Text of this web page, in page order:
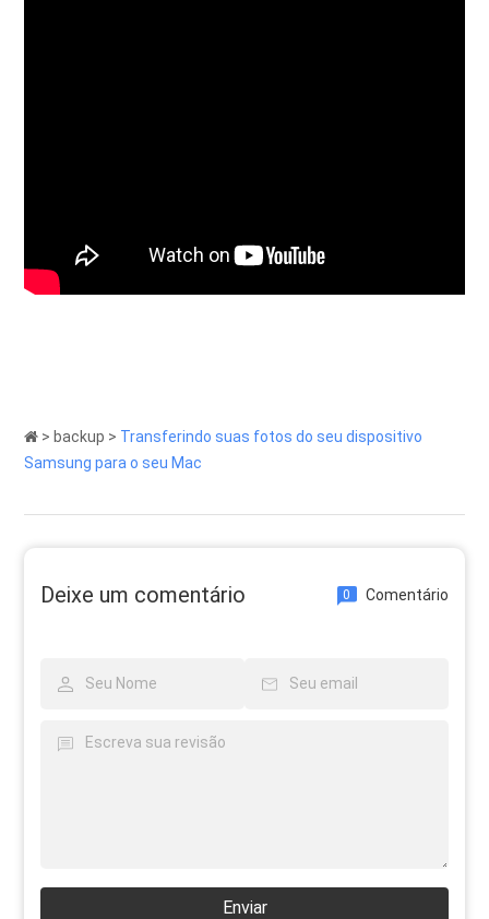
> backup > Transferindo suas fotos do seu dispositivo
Samsung para o seu Mac
Deixe um comentário 0 Comentário
Enviar